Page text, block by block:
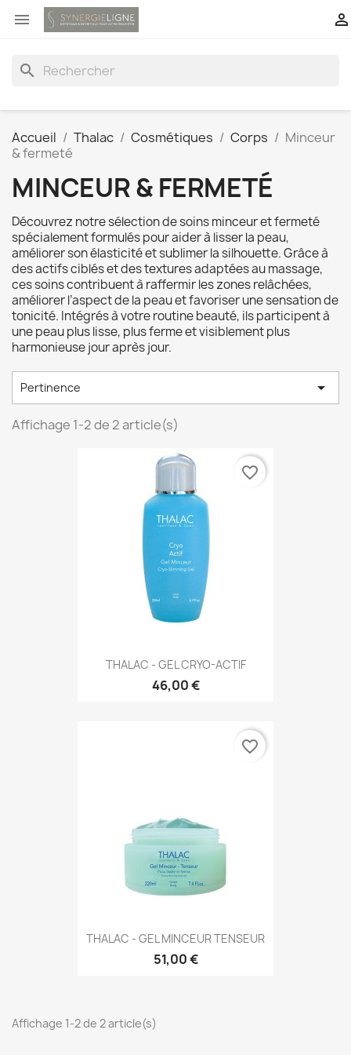
 
search
Accueil Thalac Cosmétiques Corps
Minceur
& fermeté
MINCEUR & FERMETÉ
Découvrez notre sélection de soins minceur et fermeté
spécialement formulés pour aider à lisser la peau,
améliorer son élasticité et sublimer la silhouette. Grâce à
des actifs ciblés et des textures adaptées au massage,
ces soins contribuent à raffermir les zones relâchées,
améliorer l’aspect de la peau et favoriser une sensation de
tonicité. Intégrés à votre routine beauté, ils participent à
une peau plus lisse, plus ferme et visiblement plus
harmonieuse jour après jour.
Pertinence 
Affichage 1-2 de 2 article(s)
THALAC - GEL CRYO-ACTIF
46,00 €
favorite_border
THALAC - GEL MINCEUR TENSEUR
51,00 €
favorite_border
Affichage 1-2 de 2 article(s)